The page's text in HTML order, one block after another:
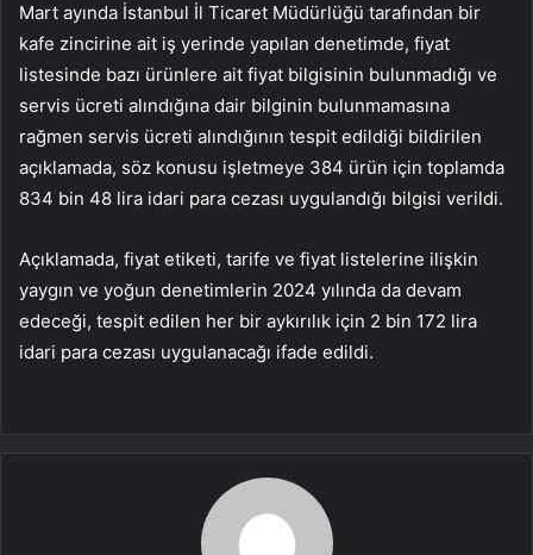
Mart ayında İstanbul İl Ticaret Müdürlüğü tarafından bir
kafe zincirine ait iş yerinde yapılan denetimde, fiyat
listesinde bazı ürünlere ait fiyat bilgisinin bulunmadığı ve
servis ücreti alındığına dair bilginin bulunmamasına
rağmen servis ücreti alındığının tespit edildiği bildirilen
açıklamada, söz konusu işletmeye 384 ürün için toplamda
834 bin 48 lira idari para cezası uygulandığı bilgisi verildi.
Açıklamada, ​​​​​​​fiyat etiketi, tarife ve fiyat listelerine ilişkin
yaygın ve yoğun denetimlerin 2024 yılında da devam
edeceği, tespit edilen her bir aykırılık için 2 bin 172 lira
idari para cezası uygulanacağı ifade edildi.